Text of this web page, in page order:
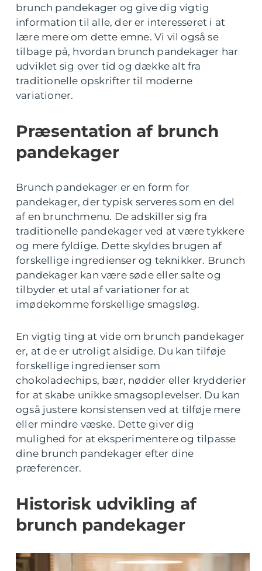
brunch pandekager og give dig vigtig
information til alle, der er interesseret i at
lære mere om dette emne. Vi vil også se
tilbage på, hvordan brunch pandekager har
udviklet sig over tid og dække alt fra
traditionelle opskrifter til moderne
variationer.
Præsentation af brunch
pandekager
Brunch pandekager er en form for
pandekager, der typisk serveres som en del
af en brunchmenu. De adskiller sig fra
traditionelle pandekager ved at være tykkere
og mere fyldige. Dette skyldes brugen af
forskellige ingredienser og teknikker. Brunch
pandekager kan være søde eller salte og
tilbyder et utal af variationer for at
imødekomme forskellige smagsløg.
En vigtig ting at vide om brunch pandekager
er, at de er utroligt alsidige. Du kan tilføje
forskellige ingredienser som
chokoladechips, bær, nødder eller krydderier
for at skabe unikke smagsoplevelser. Du kan
også justere konsistensen ved at tilføje mere
eller mindre væske. Dette giver dig
mulighed for at eksperimentere og tilpasse
dine brunch pandekager efter dine
præferencer.
Historisk udvikling af
brunch pandekager